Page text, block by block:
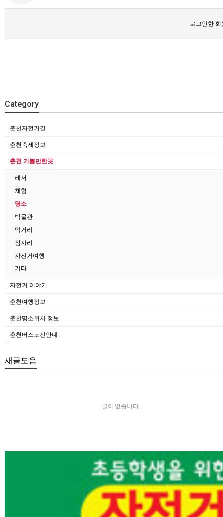
로그인한 회
Category
춘천자전거길
춘천축제정보
춘천 가볼만한곳
레저
체험
명소
박물관
먹거리
잠자리
자전거여행
기타
자전거 이야기
춘천여행정보
춘천명소위치 정보
춘천버스노선안내
새글모음
글이 없습니다.